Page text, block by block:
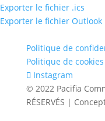
Exporter le fichier .ics
Exporter le fichier Outlook
Politique de
Politique de cookies
Instagram
© 2022 Pacifia
RÉSERVÉS |